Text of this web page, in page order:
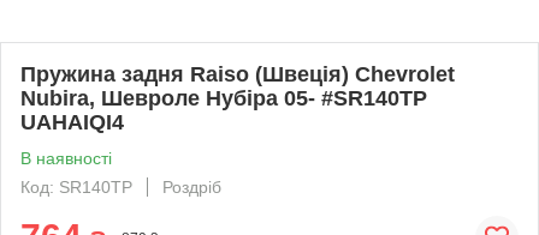
Пружина задня Raiso (Швеція) Chevrolet
Nubira, Шевроле Нубіра 05- #SR140TP
UAHAIQI4
В наявності
Код: SR140TP
Роздріб